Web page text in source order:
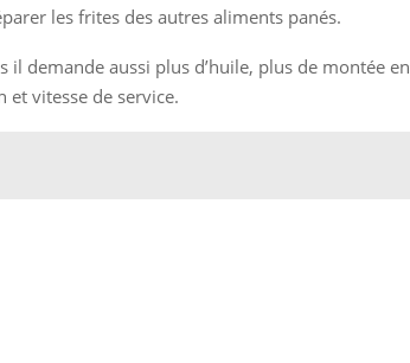
les frites des autres aliments panés.
demande aussi plus d’huile, plus de montée en
vitesse de service.